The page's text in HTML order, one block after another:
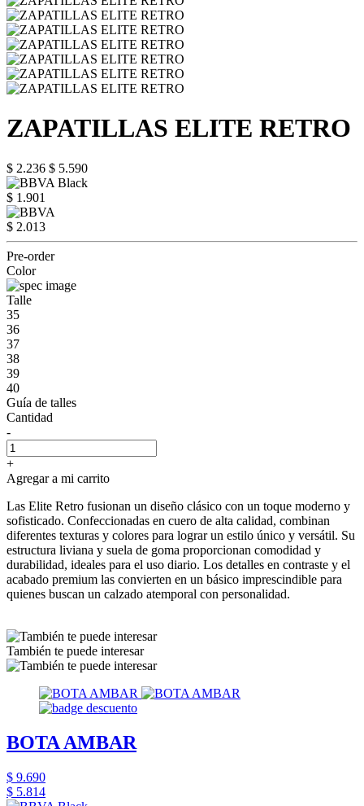
ZAPATILLAS ELITE RETRO
$ 2.236 $ 5.590
$ 1.901
$ 2.013
Pre-order
Color
Talle
35
36
37
38
39
40
Guía de talles
Cantidad
-
+
Agregar a mi carrito
Las Elite Retro fusionan un diseño clásico con un toque moderno y
sofisticado. Confeccionadas en cuero de alta calidad, combinan
diferentes texturas y colores para lograr un estilo único y versátil. Su
estructura liviana y suela de goma proporcionan comodidad y
durabilidad, ideales para el uso diario. Los detalles en contraste y el
acabado premium las convierten en un básico imprescindible para
quienes buscan un calzado atemporal con personalidad.
También te puede interesar
BOTA AMBAR
$ 9.690
$ 5.814